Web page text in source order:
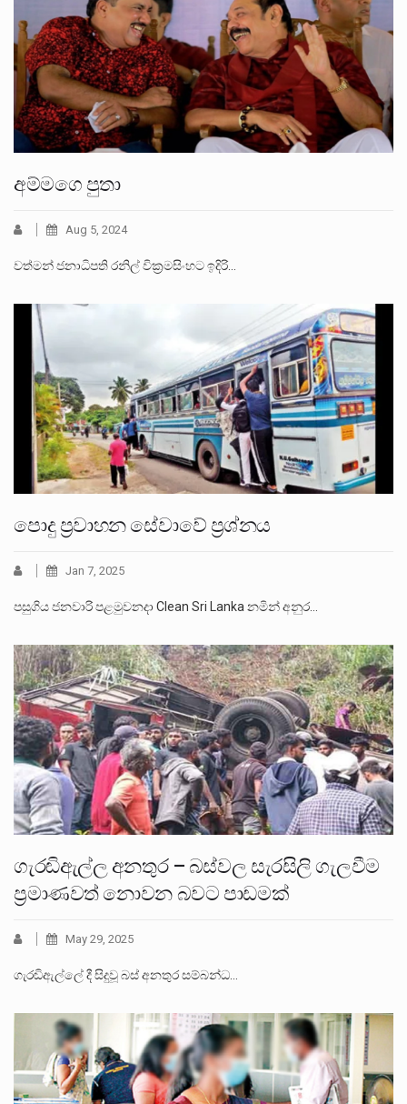
අම්මගෙ පුතා
Aug 5, 2024
වත්මන් ජනාධිපති රනිල් වික්‍රමසිංහට ඉදිරි…
පොදු ප්‍රවාහන සේවාවේ ප්‍රශ්නය
Jan 7, 2025
පසුගිය ජනවාරි පළමුවනදා Clean Sri Lanka නමින් අනුර…
ගැරඬිඇල්ල අනතුර – බස්වල සැරසිලි ගැලවීම
ප්‍රමාණවත් නොවන බවට පාඩමක්
May 29, 2025
ගැරඬිඇල්ලේ දී සිදුවූ බස් අනතුර සම්බන්ධ…